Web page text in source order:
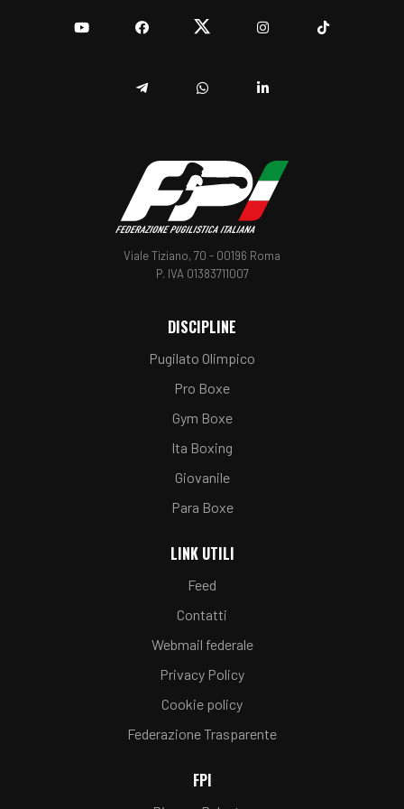
Viale Tiziano, 70 - 00196 Roma
P. IVA 01383711007
DISCIPLINE
Pugilato Olimpico
Pro Boxe
Gym Boxe
Ita Boxing
Giovanile
Para Boxe
LINK UTILI
Feed
Contatti
Webmail federale
Privacy Policy
Cookie policy
Federazione Trasparente
FPI